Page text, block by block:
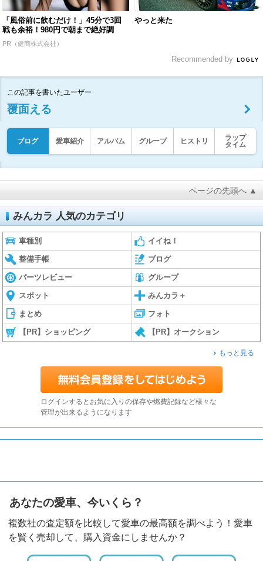
「風俗前に飲むだけ！」45分で3回
戦も余裕！980円で朝まで絶好調
PR（健商株式会社）
やっと来た
Recommended by
この記事を書いたユーザー
覆面える
ブログ 愛車紹介 アルバム グループ ヒストリ
ラップ
タイム
ページの先頭へ ▲
みんカラ 人気のカテゴリ
車種別 イイね！
整備手帳 ブログ
パーツレビュー グループ
スポット みんカラ＋
まとめ フォト
【PR】ショッピング 【PR】オークション
もっと見る
ログインするとお気に入りの保存や燃費記録など様々な
管理が出来るようになります
あなたの愛車、今いくら？
複数社の査定額を比較して愛車の最高額を調べよう！愛車
を賢く売却して、購入資金にしませんか？